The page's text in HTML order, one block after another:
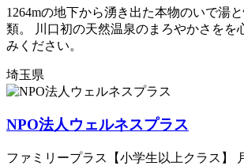
1264mの地下から湧き出た本物のいで湯
類。 川口初の天然温泉のまろやかさをを
みください。
埼玉県
NPO法人ウェルネスプラス
ファミリープラス【小学生以上クラス】